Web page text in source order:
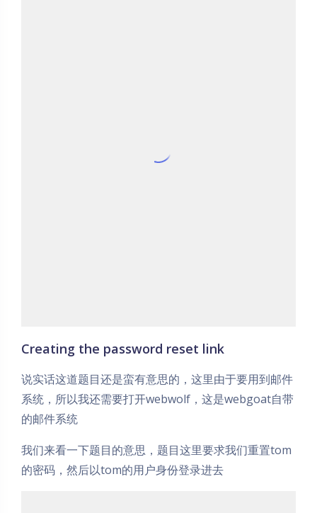
Creating the password reset link
说实话这道题目还是蛮有意思的，这里由于要用到邮件
系统，所以我还需要打开webwolf，这是webgoat自带
的邮件系统
我们来看一下题目的意思，题目这里要求我们重置tom
的密码，然后以tom的用户身份登录进去